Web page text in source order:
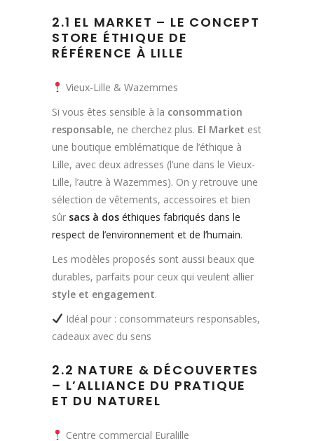
2.1 EL MARKET – LE CONCEPT
STORE ÉTHIQUE DE
RÉFÉRENCE À LILLE
Vieux-Lille & Wazemmes
Si vous êtes sensible à la consommation
responsable, ne cherchez plus. El Market est
une boutique emblématique de l’éthique à
Lille, avec deux adresses (l’une dans le Vieux-
Lille, l’autre à Wazemmes). On y retrouve une
sélection de vêtements, accessoires et bien
sûr sacs à dos éthiques fabriqués dans le
respect de l’environnement et de l’humain.
Les modèles proposés sont aussi beaux que
durables, parfaits pour ceux qui veulent allier
style et engagement.
Idéal pour : consommateurs responsables,
cadeaux avec du sens
2.2 NATURE & DÉCOUVERTES
– L’ALLIANCE DU PRATIQUE
ET DU NATUREL
Centre commercial Euralille